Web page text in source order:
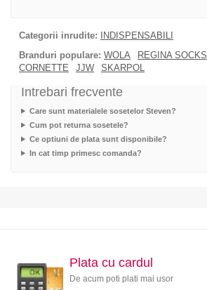
Categorii inrudite:
INDISPENSABILI
Branduri populare: WOLA REGINA SOCKS
CORNETTE
JJW SKARPOL
Intrebari frecvente
Care sunt materialele sosetelor Steven?
Cum pot returna sosetele?
Ce optiuni de plata sunt disponibile?
In cat timp primesc comanda?
Plata cu cardul
De acum poti plati mai usor